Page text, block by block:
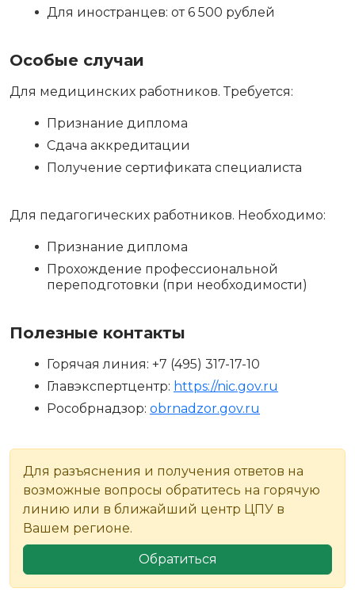
Для иностранцев: от 6 500 рублей
Особые случаи
Для медицинских работников. Требуется:
Признание диплома
Сдача аккредитации
Получение сертификата специалиста
Для педагогических работников. Необходимо:
Признание диплома
Прохождение профессиональной
переподготовки (при необходимости)
Полезные контакты
Горячая линия: +7 (495) 317-17-10
Главэкспертцентр: https://nic.gov.ru
Рособрнадзор: obrnadzor.gov.ru
Для разъяснения и получения ответов на
возможные вопросы обратитесь на горячую
линию или в ближайший центр ЦПУ в
Вашем регионе.
Обратиться